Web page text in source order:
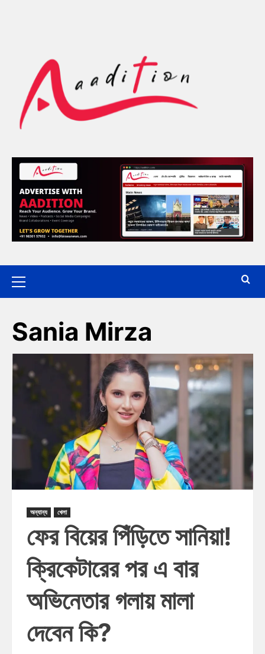
Sania Mirza
অন্যান্য খেলা
ফের বিয়ের পিঁড়িতে সানিয়া!
ক্রিকেটারের পর এ বার
অভিনেতার গলায় মালা
দেবেন কি?